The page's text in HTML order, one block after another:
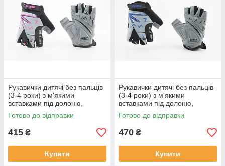
Рукавички дитячі без пальців
(3-4 роки) з м'якими
вставками під долоню,
чорно-сіро-рожеві SKG-1553,
ВЕЛОЕКІПІРУВАННЯ, SV-
Готово до відправки
415 ₴
Купити
Рукавички дитячі без пальців
(3-4 роки) з м'якими
вставками під долоню,
чорно-сіро-синій SKG-1553,
ВЕЛОЕКІПІРУВАННЯ, SV-
Готово до відправки
470 ₴
Купити